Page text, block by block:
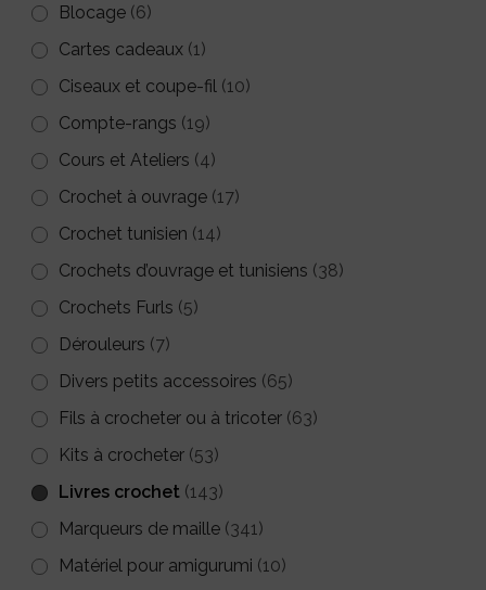
Blocage (6)
Cartes cadeaux (1)
Ciseaux et coupe-fil (10)
Compte-rangs (19)
Cours et Ateliers (4)
Crochet à ouvrage (17)
Crochet tunisien (14)
Crochets d’ouvrage et tunisiens (38)
Crochets Furls (5)
Dérouleurs (7)
Divers petits accessoires (65)
Fils à crocheter ou à tricoter (63)
Kits à crocheter (53)
Livres crochet (143)
Marqueurs de maille (341)
Matériel pour amigurumi (10)